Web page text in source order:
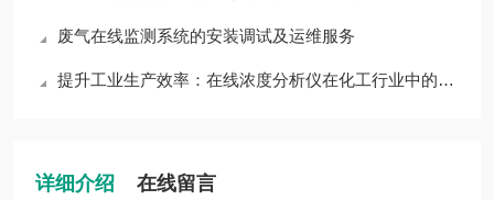
废气在线监测系统的安装调试及运维服务
提升工业生产效率：在线浓度分析仪在化工行业中的关键作用
详细介绍 在线留言